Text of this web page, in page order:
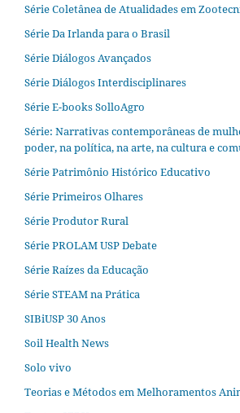
Série Coletânea de Atualidades em
Série Da Irlanda para o Brasil
Série Diálogos Avançados
Série Diálogos Interdisciplinares
Série E-books SolloAgro
Série: Narrativas contemporâneas de
poder, na política, na arte, na cultura e
Série Patrimônio Histórico Educativo
Série Primeiros Olhares
Série Produtor Rural
Série PROLAM USP Debate
Série Raízes da Educação
Série STEAM na Prática
SIBiUSP 30 Anos
Soil Health News
Solo vivo
Teorias e Métodos em Melhoramentos